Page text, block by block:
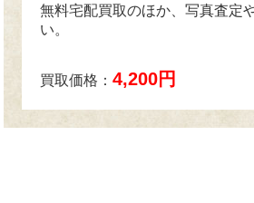
無料宅配買取のほか、写真査定
い。
買取価格： 4,200円